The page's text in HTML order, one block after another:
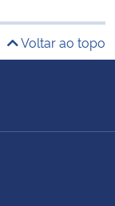
Voltar ao topo